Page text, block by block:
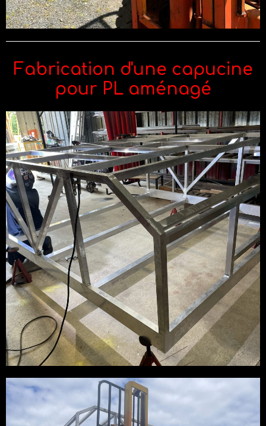
Fabrication d'une capucine
pour PL aménagé